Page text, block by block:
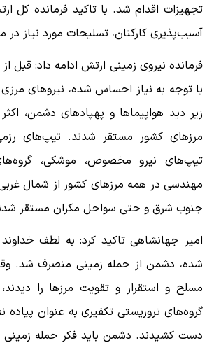
تجهیزات اقدام شد. با تاکید فرمانده کل
آسیب‌پذیری کارکنان، تسلیحات مورد نیاز
فرمانده نیروی زمینی ارتش ادامه داد: قبل
با توجه به نیاز احساس شده، نیروهای
زیر دید هواپیماها و پهپادهای دشمن،
مرزهای کشور مستقر شدند. تیپ‌های
تیپ‌های نیرو مخصوص، موشکی،
مهندسی در همه مرزهای کشور از شمال
جنوب شرق و حتی سواحل مکران مستقر
امیر جهانشاهی تاکید کرد: به لطف خداوند
شده، دشمن از حمله زمینی منصرف شد.
مسلح و استقرار و تقویت مرزها را
گروه‌های تروریستی تکفیری به عنوان
دست کشیدند. دشمن باید فکر حمله زمینی